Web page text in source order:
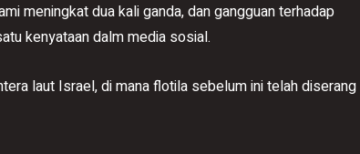
meningkat dua kali ganda, dan gangguan terhadap
kenyataan dalm media sosial.
laut Israel, di mana flotila sebelum ini telah diserang